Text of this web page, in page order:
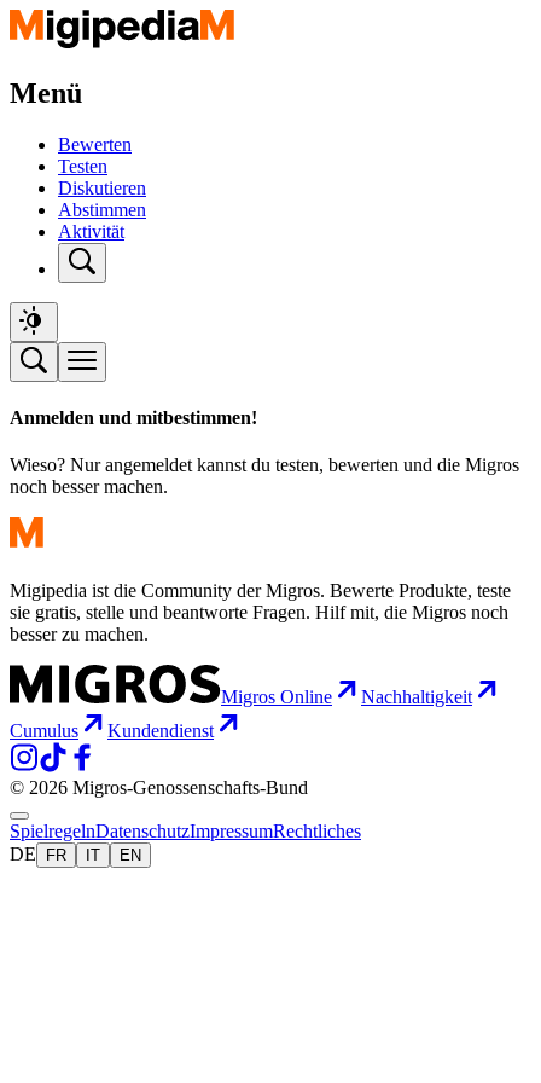
Menü
Bewerten
Testen
Diskutieren
Abstimmen
Aktivität
Anmelden und mitbestimmen!
Wieso? Nur angemeldet kannst du testen, bewerten und die Migros
noch besser machen.
Migipedia ist die Community der Migros. Bewerte Produkte, teste
sie gratis, stelle und beantworte Fragen. Hilf mit, die Migros noch
besser zu machen.
Migros Online
Nachhaltigkeit
Cumulus
Kundendienst
© 2026 Migros-Genossenschafts-Bund
SpielregelnDatenschutzImpressumRechtliches
DE
FR IT EN